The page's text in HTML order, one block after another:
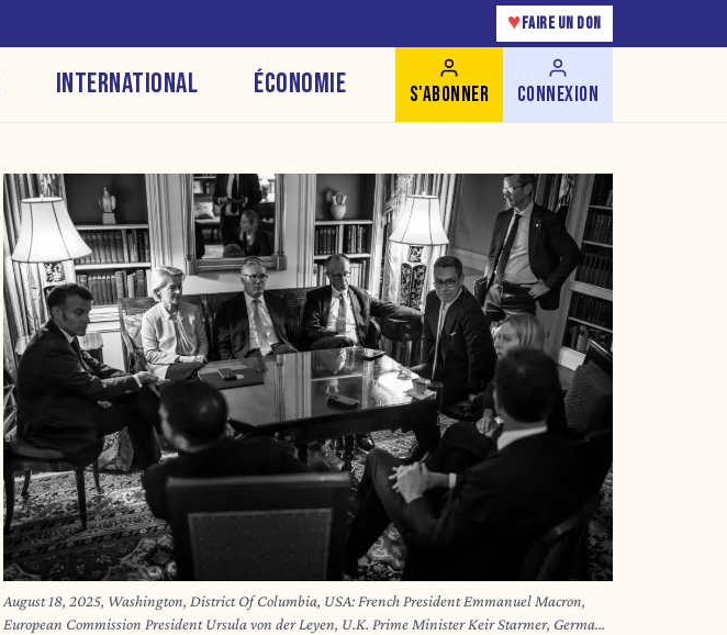
♥ FAIRE UN DON
INTERNATIONAL ÉCONOMIE S'ABONNER CONNEXION
August 18, 2025, Washington, District Of Columbia, USA: French President Emmanuel Macron,
European Commission President Ursula von der Leyen, U.K. Prime Minister Keir Starmer, German